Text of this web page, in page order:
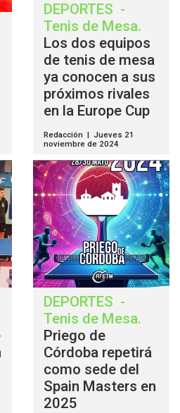
DEPORTES -
Tenis de Mesa.
Los dos equipos
de tenis de mesa
ya conocen a sus
próximos rivales
en la Europe Cup
Redacción | Jueves 21
noviembre de 2024
DEPORTES -
Tenis de Mesa.
Priego de
Córdoba repetirá
como sede del
Spain Masters en
2025